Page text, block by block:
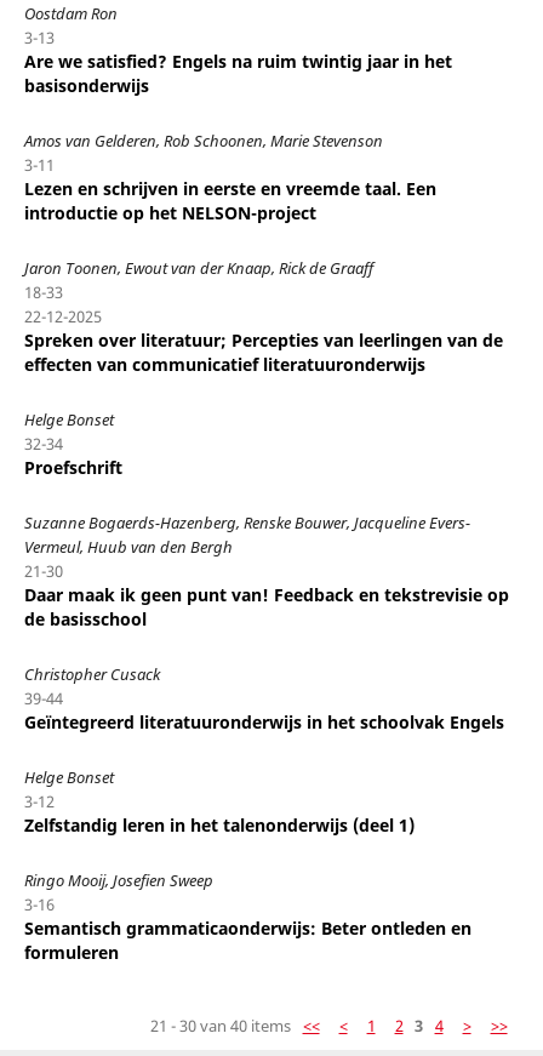
Oostdam Ron
3-13
Are we satisfied? Engels na ruim twintig jaar in het
basisonderwijs
Amos van Gelderen, Rob Schoonen, Marie Stevenson
3-11
Lezen en schrijven in eerste en vreemde taal. Een
introductie op het NELSON-project
Jaron Toonen, Ewout van der Knaap, Rick de Graaff
18-33
22-12-2025
Spreken over literatuur; Percepties van leerlingen van de
effecten van communicatief literatuuronderwijs
Helge Bonset
32-34
Proefschrift
Suzanne Bogaerds-Hazenberg, Renske Bouwer, Jacqueline Evers-
Vermeul, Huub van den Bergh
21-30
Daar maak ik geen punt van! Feedback en tekstrevisie op
de basisschool
Christopher Cusack
39-44
Geïntegreerd literatuuronderwijs in het schoolvak Engels
Helge Bonset
3-12
Zelfstandig leren in het talenonderwijs (deel 1)
Ringo Mooij, Josefien Sweep
3-16
Semantisch grammaticaonderwijs: Beter ontleden en
formuleren
21 - 30 van 40 items << < 1 2 3 4 > >>